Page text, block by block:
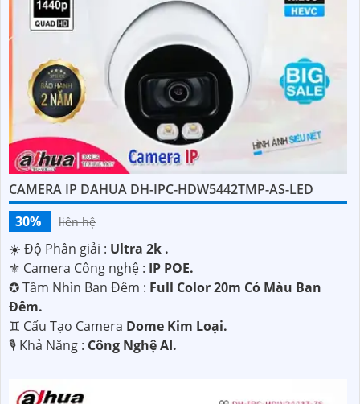
CAMERA IP DAHUA DH-IPC-HDW5442TMP-AS-LED
30%
liên hệ
☀️ Độ Phân giải : Ultra 2k .
⚜️ Camera Công nghệ : IP POE.
✪ Tầm Nhìn Ban Đêm : Full Color 20m Có Màu Ban
Đêm.
♊ Cấu Tạo Camera Dome Kim Loại.
️🎙 Khả Năng : Công Nghệ AI.